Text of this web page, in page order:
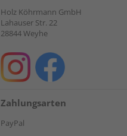
Holz Köhrmann GmbH
Lahauser Str. 22
28844 Weyhe
Zahlungsarten
PayPal